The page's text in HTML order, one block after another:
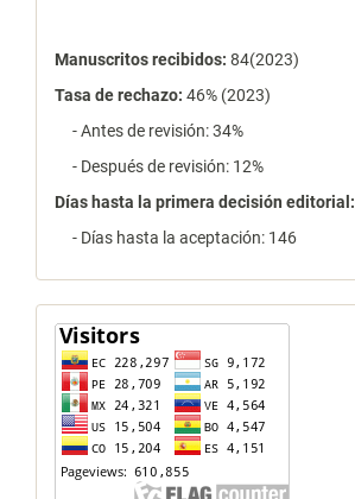
Manuscritos recibidos: 84(2023)
Tasa de rechazo: 46% (2023)
- Antes de revisión: 34%
- Después de revisión: 12%
Días hasta la primera decisión editorial:
- Días hasta la aceptación: 146
contador